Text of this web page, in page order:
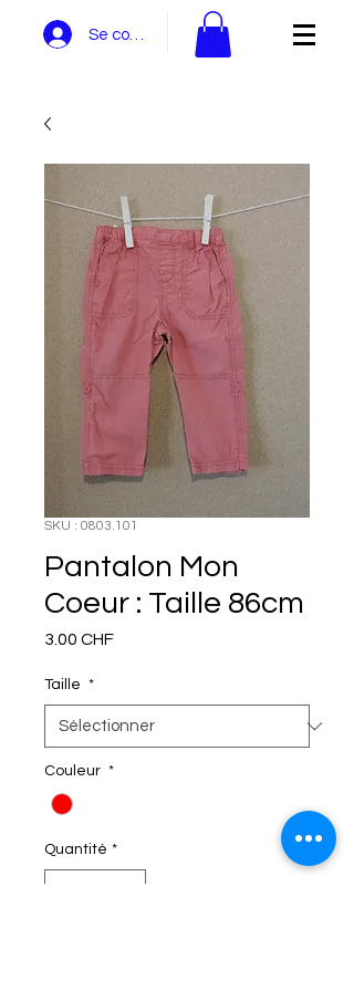
Se connecter
SKU : 0803.101
Pantalon Mon
Coeur : Taille 86cm
3.00 CHFPrix
Taille *
Couleur *
Quantité *